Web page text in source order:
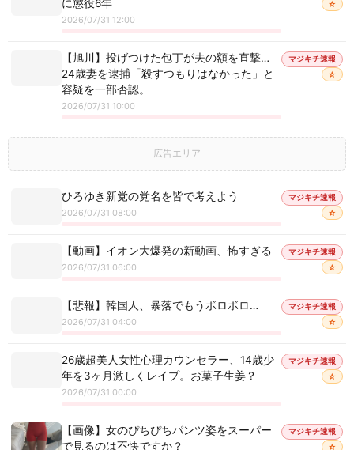
に懲役6年
2026/07/31 12:00
☆
【旭川】投げつけた包丁が夫の額を直撃…
24歳妻を逮捕「殺すつもりはなかった」と
容疑を一部否認。
2026/07/31 10:00
マジキチ速報
☆
広告エリア
ひろゆき新党の党名を皆で考えよう
2026/07/31 08:00
マジキチ速報
☆
【動画】イオン大爆発の新動画、怖すぎる
2026/07/31 06:00
マジキチ速報
☆
【悲報】韓国人、暴落でもうボロボロ…
2026/07/31 04:00
マジキチ速報
☆
26歳超美人女性心理カウンセラー、14歳少
年を3ヶ月激しくレイプ。お菓子生姜？
2026/07/31 00:00
マジキチ速報
☆
【画像】女のぴちぴちパンツ姿をスーパー
で見るのは不快ですか？
マジキチ速報
☆